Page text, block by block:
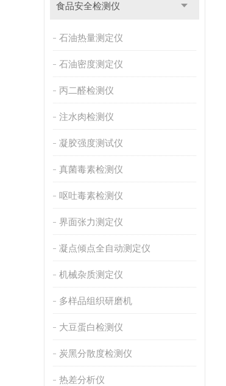
食品安全检测仪
石油热量测定仪
石油密度测定仪
丙二醛检测仪
注水肉检测仪
凝胶强度测试仪
真菌毒素检测仪
呕吐毒素检测仪
界面张力测定仪
凝点倾点全自动测定仪
机械杂质测定仪
多样品组织研磨机
大豆蛋白检测仪
炭黑分散度检测仪
热差分析仪